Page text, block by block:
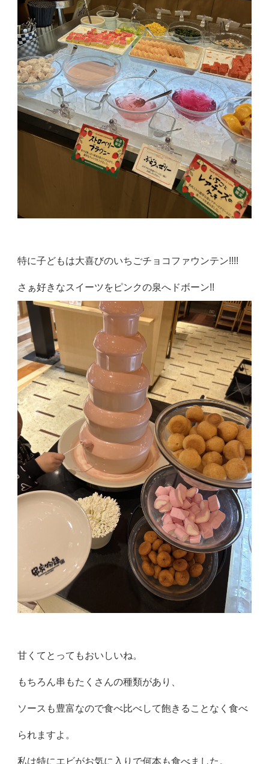
特に子どもは大喜びのいちごチョコファウンテン!!!!
さぁ好きなスイーツをピンクの泉へドボーン!!
甘くてとってもおいしいね。
もちろん串もたくさんの種類があり、
ソースも豊富なので食べ比べして飽きることなく食べ
られますよ。
私は特にエビがお気に入りで何本も食べました。